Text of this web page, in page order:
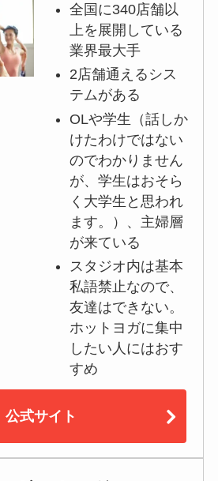
全国に340店舗以
上を展開している
業界最大手
2店舗通えるシス
テムがある
OLや学生（話しか
けたわけではない
のでわかりません
が、学生はおそら
く大学生と思われ
ます。）、主婦層
が来ている
スタジオ内は基本
私語禁止なので、
友達はできない。
ホットヨガに集中
したい人にはおす
すめ
公式サイト